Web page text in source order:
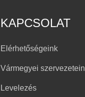
KAPCSOLAT
Elérhetőségeink
Vármegyei
Levelezés